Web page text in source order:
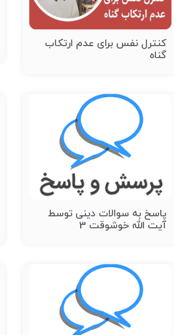
کنترل نفس برای عدم ارتکاب
گناه
پاسخ به سوالات دینی توسط
آیت الله خوشوقت 3